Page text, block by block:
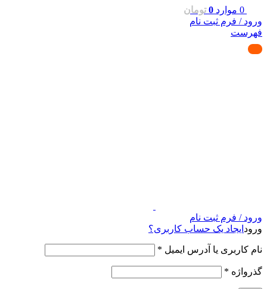
0 موارد 0 تومان
ورود / فرم ثبت نام
فهرست
ورود / فرم ثبت نام
ورود ایجاد یک حساب کاربری؟
نام کاربری یا آدرس ایمیل *
گذرواژه *